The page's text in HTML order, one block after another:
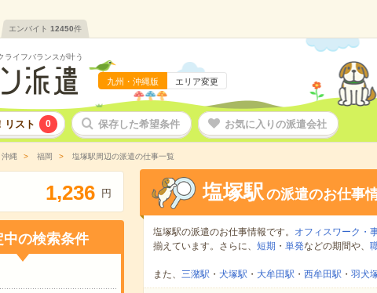
エンバイト 12450件
ライフバランスが叶う
九州・沖縄版 エリア変更
リスト 0 保存した希望条件 お気に入りの派遣会社
沖縄 福岡 塩塚駅周辺の派遣の仕事一覧
1,236 円
中の検索条件
塩塚駅の派遣のお仕事
塩塚駅の派遣のお仕事情報です。 オフィスワーク・
揃えています。さらに、 短期 ・ 単発などの期間や、
また、 三潴駅 ・ 犬塚駅 ・ 大牟田駅 ・ 西牟田駅 ・ 羽犬